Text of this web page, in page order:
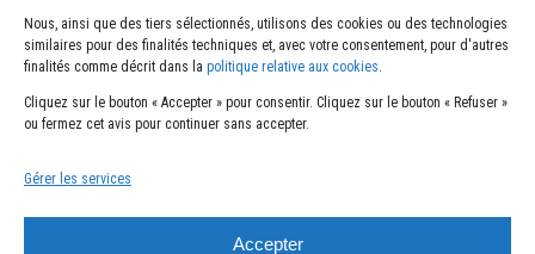
Nous, ainsi que des tiers sélectionnés, utilisons des cookies ou des technologies
similaires pour des finalités techniques et, avec votre consentement, pour d'autres
finalités comme décrit dans la politique relative aux cookies.
Cliquez sur le bouton « Accepter » pour consentir. Cliquez sur le bouton « Refuser »
ou fermez cet avis pour continuer sans accepter.
Gérer les services
Accepter
Liens utiles
Qui sommes-nous ?
Nos actualités
Nous rejoindre
Cookies
Politique de cookies
Mentions Suivez-nous